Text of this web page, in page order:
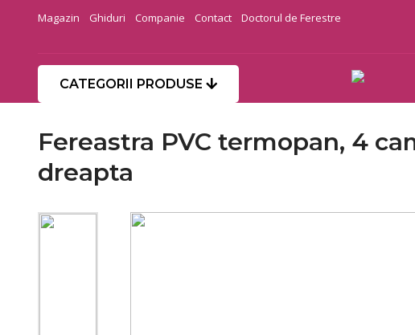
Magazin Ghiduri Companie Contact Doctorul de Ferestre
CATEGORII PRODUSE
Fereastra PVC termopan, 4
dreapta